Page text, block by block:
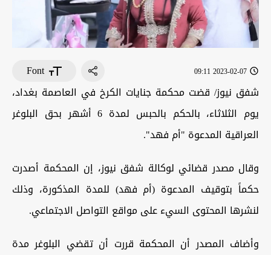
2023-02-07 09:11
Font
شفق نيوز/ قضت محكمة جنايات الكرخ في العاصمة بغداد،
يوم الثلاثاء، بالحكم بالحبس لمدة 6 أشهر بحق البلوغر
العراقية المدعوة "أم فهد".
وقال مصدر قضائي لوكالة شفق نيوز، إن المحكمة أصدرت
حكماً بتوقيف المدعوة (أم فهد) للمدة المذكورة، وذلك
لنشرها المحتوى السيء على مواقع التواصل الاجتماعي.
وأضاف المصدر أن المحكمة قررت أن تقضي البلوغر مدة